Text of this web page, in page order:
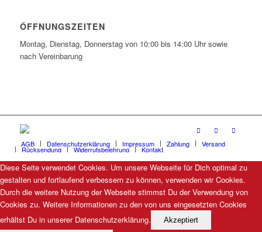
ÖFFNUNGSZEITEN
Montag, Dienstag, Donnerstag von 10:00 bis 14:00 Uhr sowie
nach Vereinbarung
AGB Datenschutzerklärung Impressum Zahlung Versand
Rücksendung Widerrufsbelehrung Kontakt
Diese Seite verwendet Cookies. Um unsere Webseite für Dich optimal zu
gestalten und fortlaufend verbessern zu können, verwenden wir Cookies.
Durch die weitere Nutzung der Webseite stimmst Du der Verwendung von
Cookies zu. Weitere Informationen zu den von uns eingesetzten Cookies
erhältst Du in unserer Datenschutzerklärung.
Akzeptiert